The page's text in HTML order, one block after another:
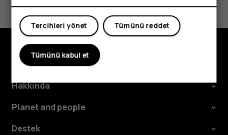
Evet Hayır
Keşfedin
Hakkında
Planet and people
Destek
Tümünü reddet
Tercihleri yönet
Tümünü kabul et